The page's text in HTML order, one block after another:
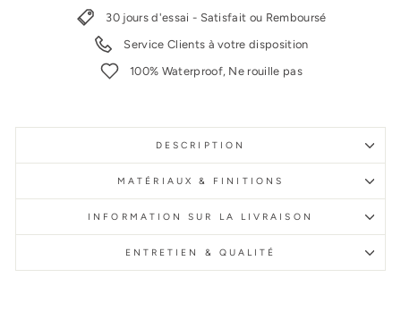
30 jours d'essai - Satisfait ou Remboursé
Service Clients à votre disposition
100% Waterproof, Ne rouille pas
DESCRIPTION
MATÉRIAUX & FINITIONS
INFORMATION SUR LA LIVRAISON
ENTRETIEN & QUALITÉ